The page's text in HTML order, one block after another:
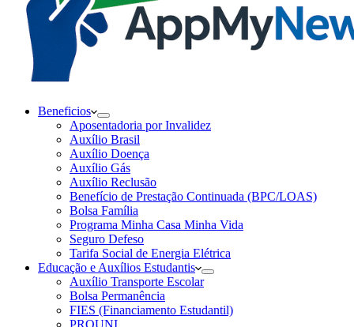
Beneficios
Aposentadoria por Invalidez
Auxílio Brasil
Auxílio Doença
Auxílio Gás
Auxílio Reclusão
Benefício de Prestação Continuada (BPC/LOAS)
Bolsa Família
Programa Minha Casa Minha Vida
Seguro Defeso
Tarifa Social de Energia Elétrica
Educação e Auxílios Estudantis
Auxílio Transporte Escolar
Bolsa Permanência
FIES (Financiamento Estudantil)
PROUNI